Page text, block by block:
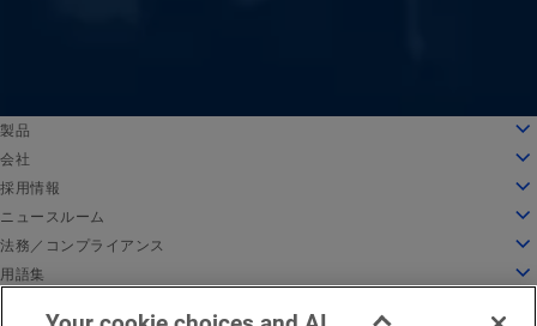
製品
クラウドコンピューティング
セキュリティ
コンテンツデリバリー
すべての製品とトライアル
グローバルサービス
会社
会社情報
リーダーシップ
受賞歴
取締役会
採用情報
採用情報
Akamai で働く
学生と新卒者
インクルーシブな職場環境
ニュースルーム
ニュースルーム
プレスリリース
Akamai 関連ニュース
法務／コンプライアンス
法務
情報セキュリティコンプライアンス
用語集
API セキュリティとは
English
Deutsch
Español
Français
Italiano
Português
中文
日本語